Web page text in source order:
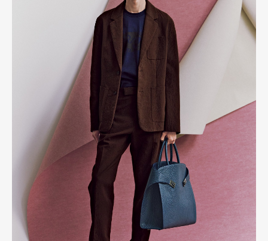
Art&Design Watch
Fashion
Gourmet
ProductCulture Lifestyle
Pen Membership
Magazine
Official Columnist
About
Contact
Pen Meet